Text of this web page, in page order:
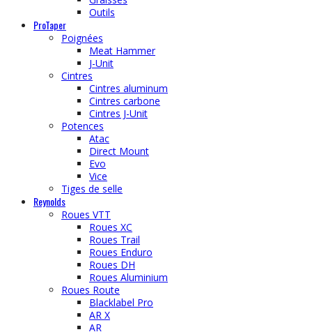
Outils
ProTaper
Poignées
Meat Hammer
J-Unit
Cintres
Cintres aluminum
Cintres carbone
Cintres J-Unit
Potences
Atac
Direct Mount
Evo
Vice
Tiges de selle
Reynolds
Roues VTT
Roues XC
Roues Trail
Roues Enduro
Roues DH
Roues Aluminium
Roues Route
Blacklabel Pro
AR X
AR